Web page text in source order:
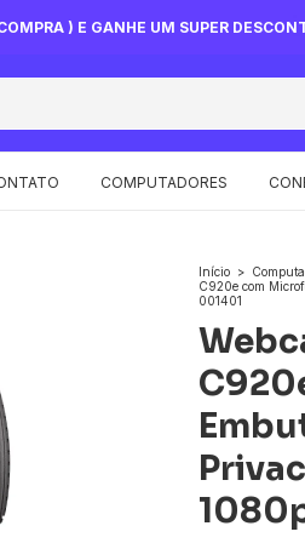
) E GANHE UM SUPER
COMPUTADORES
Início >
C920e com
001401